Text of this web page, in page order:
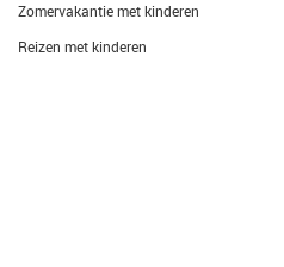
Zomervakantie met kinderen
Reizen met kinderen